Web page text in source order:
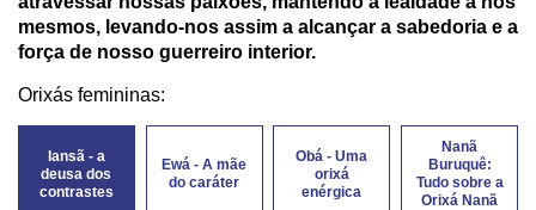
mesmos, levando-nos assim a alcançar a sabedoria e a
força de nosso guerreiro interior.
Orixás femininas:
Iansã - a
deusa dos
contrastes
Ewá - A mãe
do caráter
Obá - Uma
orixá
enérgica
Nanã
Buruquê:
Tudo sobre a
Orixá Nanã